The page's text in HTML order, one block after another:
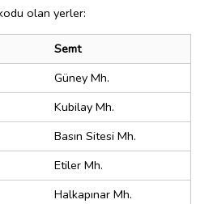
olan yerler:
Semt
Güney Mh.
Kubilay Mh.
Basın Sitesi Mh.
Etiler Mh.
Halkapınar Mh.